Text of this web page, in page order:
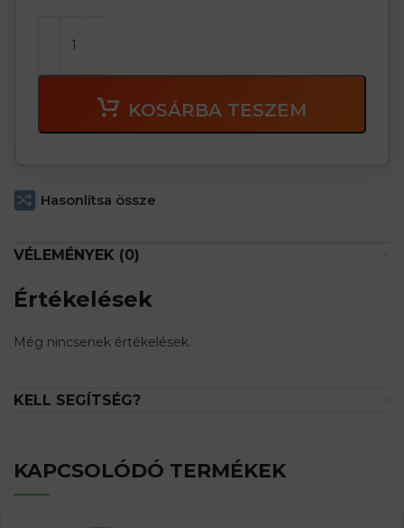
KOSÁRBA TESZEM
Hasonlítsa össze
VÉLEMÉNYEK (0)
Értékelések
Még nincsenek értékelések.
KELL SEGÍTSÉG?
KAPCSOLÓDÓ TERMÉKEK